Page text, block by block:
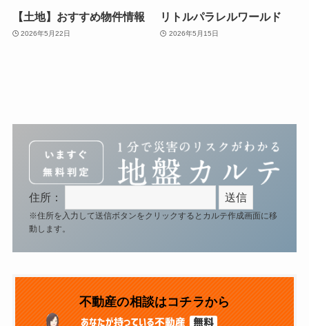
【土地】おすすめ物件情報
2026年5月22日
リトルパラレルワールド
2026年5月15日
住所：
※住所を入力して送信ボタンをクリックするとカルテ作成画面に移
動します。
不動産の相談はコチラから